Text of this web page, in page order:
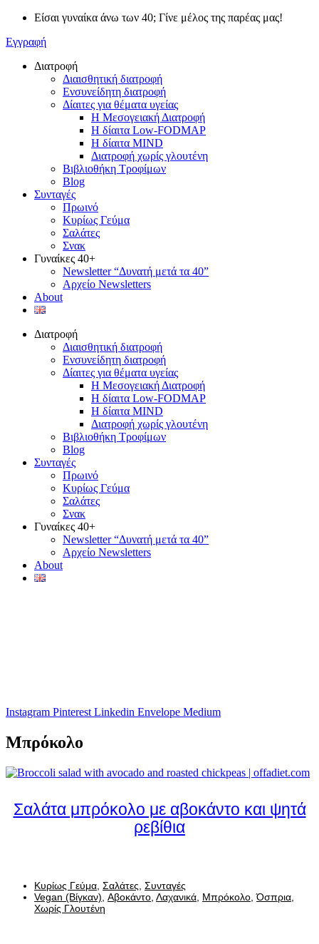
Μετάβαση
περιεχόμενο
Είσαι γυναίκα άνω των 40; Γίνε μέλος της παρέας μας!
Εγγραφή
Διατροφή
Διαισθητική διατροφή
Ενσυνείδητη διατροφή
Δίαιτες για θέματα υγείας
Η Μεσογειακή Διατροφή
Η δίαιτα Low-FODMAP
Η δίαιτα MIND
Διατροφή χωρίς γλουτένη
Βιβλιοθήκη Τροφίμων
Blog
Συνταγές
Πρωινό
Κυρίως Γεύμα
Σαλάτες
Σνακ
Γυναίκες 40+
Newsletter “Δυνατή μετά τα 40”
Αρχείο Newsletters
About
Διατροφή
Διαισθητική διατροφή
Ενσυνείδητη διατροφή
Δίαιτες για θέματα υγείας
Η Μεσογειακή Διατροφή
Η δίαιτα Low-FODMAP
Η δίαιτα MIND
Διατροφή χωρίς γλουτένη
Βιβλιοθήκη Τροφίμων
Blog
Συνταγές
Πρωινό
Κυρίως Γεύμα
Σαλάτες
Σνακ
Γυναίκες 40+
Newsletter “Δυνατή μετά τα 40”
Αρχείο Newsletters
About
Instagram Pinterest Linkedin Envelope Medium
Μπρόκολο
Σαλάτα μπρόκολο με αβοκάντο και ψητά
ρεβίθια
Κυρίως Γεύμα Σαλάτες Συνταγές
Vegan (Βίγκαν) Αβοκάντο Λαχανικά Μπρόκολο ,Όσπρια
Χωρίς Γλουτένη